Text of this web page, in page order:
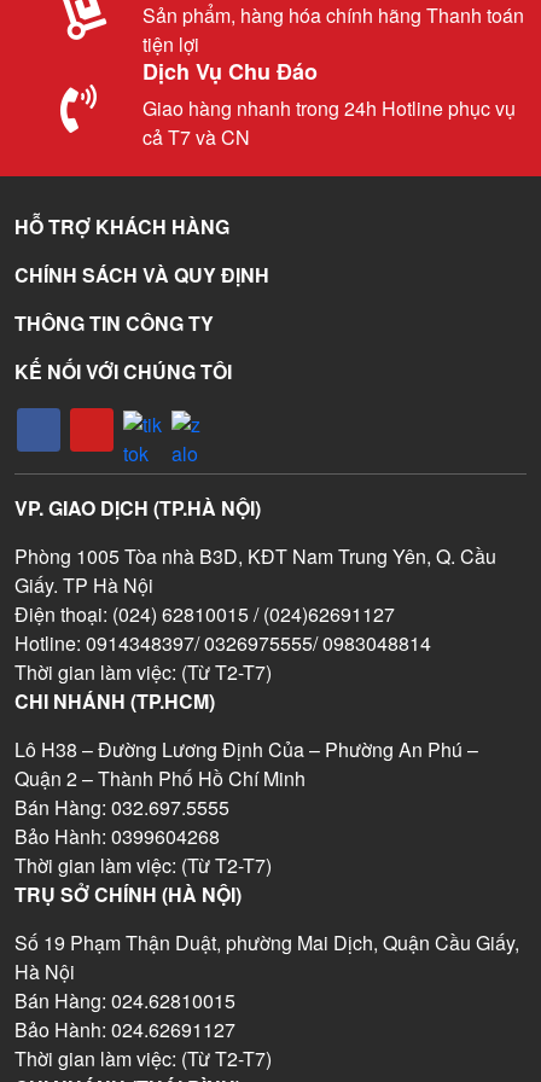
Sản phẩm, hàng hóa chính hãng Thanh toán
tiện lợi
Dịch Vụ Chu Đáo
Giao hàng nhanh trong 24h Hotline phục vụ
cả T7 và CN
HỖ TRỢ KHÁCH HÀNG
CHÍNH SÁCH VÀ QUY ĐỊNH
THÔNG TIN CÔNG TY
KẾ NỐI VỚI CHÚNG TÔI
VP. GIAO DỊCH (TP.HÀ NỘI)
Phòng 1005 Tòa nhà B3D, KĐT Nam Trung Yên, Q. Cầu
Giấy. TP Hà Nội
Điện thoại: (024) 62810015 / (024)62691127
Hotline: 0914348397/ 0326975555/ 0983048814
Thời gian làm việc: (Từ T2-T7)
CHI NHÁNH (TP.HCM)
Lô H38 – Đường Lương Định Của – Phường An Phú –
Quận 2 – Thành Phố Hồ Chí Minh
Bán Hàng: 032.697.5555
Bảo Hành: 0399604268
Thời gian làm việc: (Từ T2-T7)
TRỤ SỞ CHÍNH (HÀ NỘI)
Số 19 Phạm Thận Duật, phường Mai Dịch, Quận Cầu Giấy,
Hà Nội
Bán Hàng: 024.62810015
Bảo Hành: 024.62691127
Thời gian làm việc: (Từ T2-T7)